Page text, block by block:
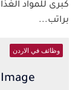
كبرى للمواد
براتب...
وظائف في الاردن